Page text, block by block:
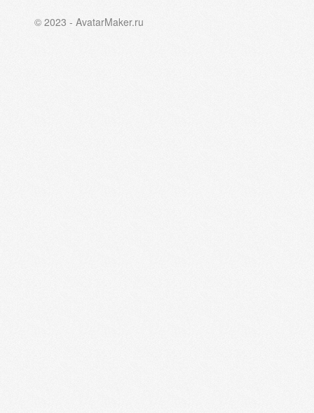
© 2023 - AvatarMaker.ru